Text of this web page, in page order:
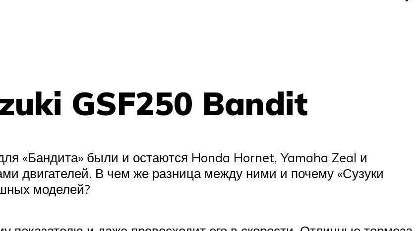
GSF250 Bandit
«Бандита» были и остаются Honda Hornet, Yamaha Zeal и
двигателей. В чем же разница между ними и почему «Сузуки
моделей?